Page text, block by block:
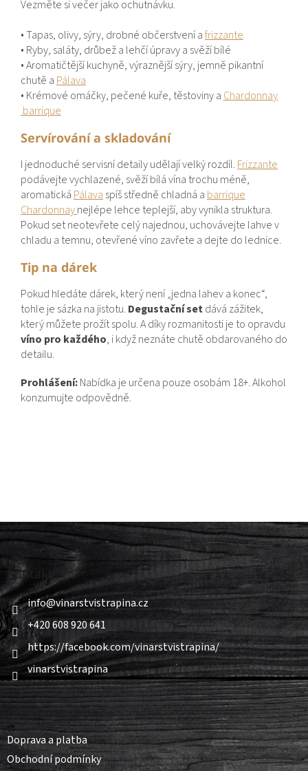
Vezměte si večer jako ochutnávku.
• Tapas, olivy, sýry, drobné občerstvení afrizzante
• Ryby, saláty, drůbež a lehčí úpravy a svěží bílé
• Aromatičtější kuchyně, výraznější sýry, jemně pikantní
chutě a Pálava
• Krémové omáčky, pečené kuře, těstoviny a Chardonnay
barrique
Servírování a skladování
I jednoduché servisní detaily udělají velký rozdíl. Frizzante
podávejte vychlazené, svěží bílá vína trochu méně,
aromatická Pálava spíš středně chladná a barrique
Chardonnaynejlépe lehce teplejší, aby vynikla struktura.
Pokud set neotevřete celý najednou, uchovávejte lahve v
chladu a temnu, otevřené víno zavřete a dejte do lednice.
Tip na dárek
Pokud hledáte dárek, který není „jedna lahev a konec“,
tohle je sázka na jistotu. Degustační setdává zážitek,
který můžete prožít spolu. A díky rozmanitosti je to opravdu
víno pro každého, i když neznáte chutě obdarovaného do
detailu.
Prohlášení:Nabídka je určena pouze osobám 18+. Alkohol
konzumujte odpovědně.
Z
á
p
t
í
Kontakt
info@vinarstvistrapina.cz
+420 608 920 641
https://facebook.com/vinarstvistrapina/
vinarstvistrapina
Informace pro vás
Doprava a platba
Obchodní podmínky